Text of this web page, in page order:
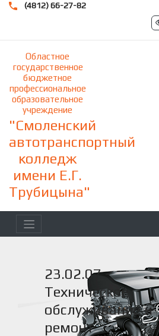
(4812) 66-27-82
Областное
государственное
бюджетное
профессиональное
образовательное
учреждение
"Смоленский
автотранспортный
колледж
имени Е.Г.
Трубицына"
23.02.07 -
Техническое
обслуживание и
ремонт